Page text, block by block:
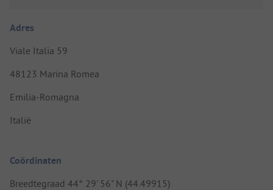
Adres
Viale Italia 59
48123 Marina Romea
Emilia-Romagna
Italië
Coördinaten
Breedtegraad 44° 29' 56" N (44.49915)